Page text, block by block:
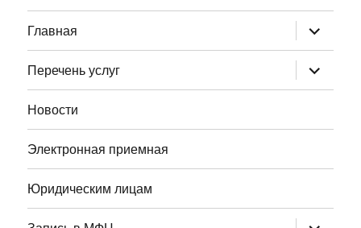
Главная раскрыть
дочернее
меню
Перечень услуг
раскрыть
дочернее
меню
Новости
Электронная приемная
Юридическим лицам
раскрыть